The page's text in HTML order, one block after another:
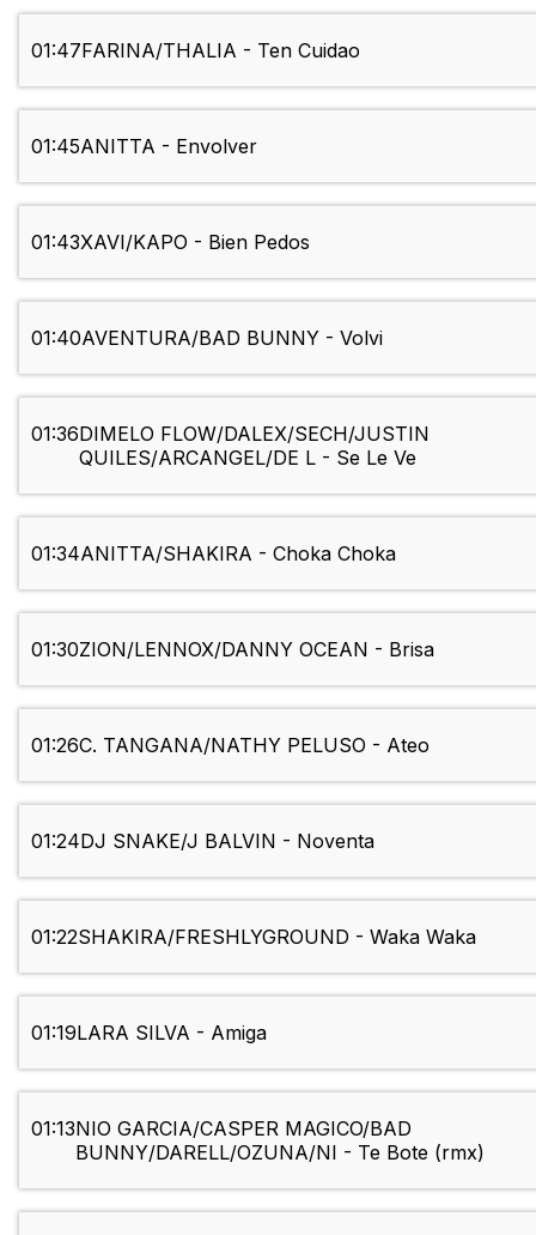
01:47FARINA/THALIA - Ten Cuidao
01:45ANITTA - Envolver
01:43XAVI/KAPO - Bien Pedos
01:40AVENTURA/BAD BUNNY - Volvi
01:36DIMELO FLOW/DALEX/SECH/JUSTIN
QUILES/ARCANGEL/DE L - Se Le Ve
01:34ANITTA/SHAKIRA - Choka Choka
01:30ZION/LENNOX/DANNY OCEAN - Brisa
01:26C. TANGANA/NATHY PELUSO - Ateo
01:24DJ SNAKE/J BALVIN - Noventa
01:22SHAKIRA/FRESHLYGROUND - Waka Waka
01:19LARA SILVA - Amiga
01:13NIO GARCIA/CASPER MAGICO/BAD
BUNNY/DARELL/OZUNA/NI - Te Bote (rmx)